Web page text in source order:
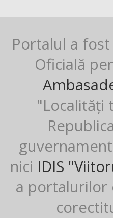
Portalul a
Oficială
"Localități
nici IDIS
a portalurilor